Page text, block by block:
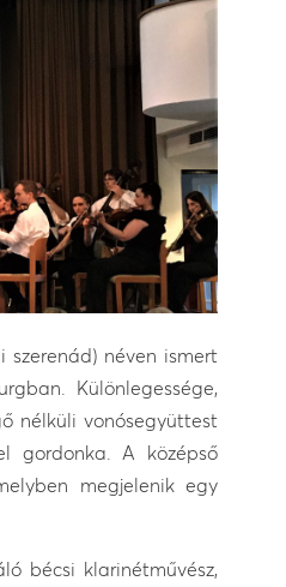
szerenád) néven ismert
Különlegessége,
nélküli vonósegyüttest
gordonka. A középső
megjelenik egy
bécsi klarinétművész,